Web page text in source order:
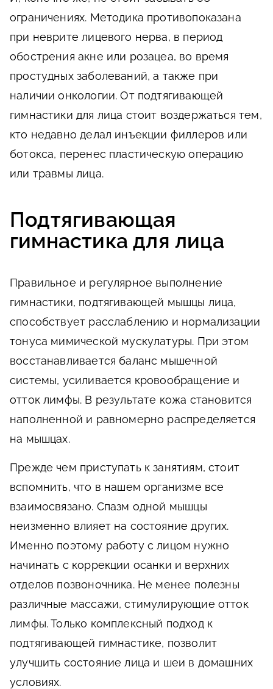
ограничениях. Методика противопоказана
при неврите лицевого нерва, в период
обострения акне или розацеа, во время
простудных заболеваний, а также при
наличии онкологии. От подтягивающей
гимнастики для лица стоит воздержаться тем,
кто недавно делал инъекции филлеров или
ботокса, перенес пластическую операцию
или травмы лица.
Подтягивающая
гимнастика для лица
Правильное и регулярное выполнение
гимнастики, подтягивающей мышцы лица,
способствует расслаблению и нормализации
тонуса мимической мускулатуры. При этом
восстанавливается баланс мышечной
системы, усиливается кровообращение и
отток лимфы. В результате кожа становится
наполненной и равномерно распределяется
на мышцах.
Прежде чем приступать к занятиям, стоит
вспомнить, что в нашем организме все
взаимосвязано. Спазм одной мышцы
неизменно влияет на состояние других.
Именно поэтому работу с лицом нужно
начинать с коррекции осанки и верхних
отделов позвоночника. Не менее полезны
различные массажи, стимулирующие отток
лимфы. Только комплексный подход к
подтягивающей гимнастике, позволит
улучшить состояние лица и шеи в домашних
условиях.